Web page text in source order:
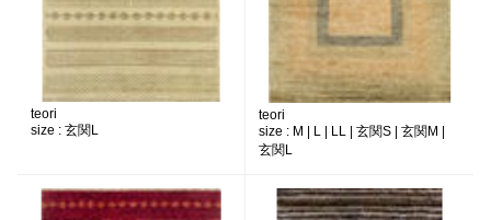
teori
size : 玄関L
teori
size : M | L | LL | 玄関S | 玄関M |
玄関L